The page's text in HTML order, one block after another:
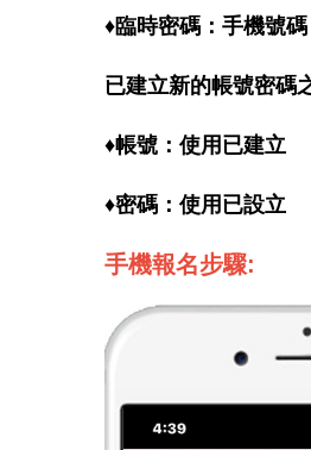
♦臨時密碼：手機號碼
已建立新的帳號密碼
♦帳號：使用已建立
♦密碼：使用已設立
手機報名步驟: